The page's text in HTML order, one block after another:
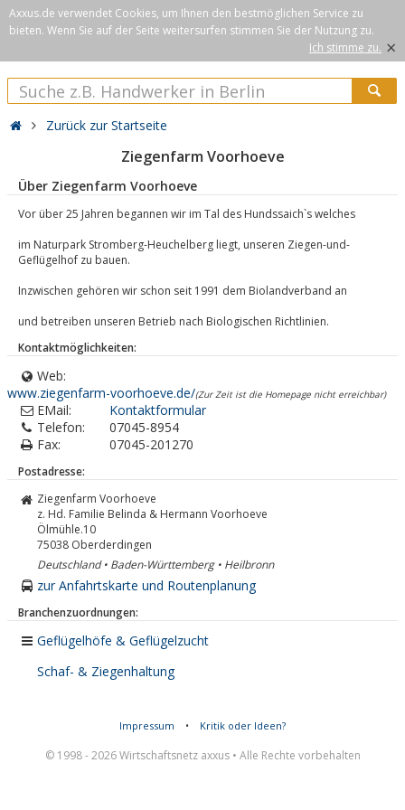
Axxus.de verwendet Cookies, um Ihnen den bestmöglichen Service zu
bieten. Wenn Sie auf der Seite weitersurfen stimmen Sie der Nutzung zu.
Ich stimme zu. ×
Zurück zur Startseite
Ziegenfarm Voorhoeve
Über Ziegenfarm Voorhoeve
Vor über 25 Jahren begannen wir im Tal des Hundssaich`s welches
im Naturpark Stromberg-Heuchelberg liegt, unseren Ziegen-und-
Geflügelhof zu bauen.
Inzwischen gehören wir schon seit 1991 dem Biolandverband an
und betreiben unseren Betrieb nach Biologischen Richtlinien.
Kontaktmöglichkeiten:
Web:
www.ziegenfarm-voorhoeve.de/(Zur Zeit ist die Homepage nicht erreichbar)
EMail:
Kontaktformular
Telefon:
07045-8954
Fax:
07045-201270
Postadresse:
Ziegenfarm Voorhoeve
z. Hd. Familie Belinda & Hermann Voorhoeve
Ölmühle.10
75038 Oberderdingen
Deutschland • Baden-Württemberg • Heilbronn
zur Anfahrtskarte und Routenplanung
Branchenzuordnungen:
Geflügelhöfe & Geflügelzucht
Schaf- & Ziegenhaltung
Impressum • Kritik oder Ideen?
© 1998 - 2026 Wirtschaftsnetz axxus • Alle Rechte vorbehalten